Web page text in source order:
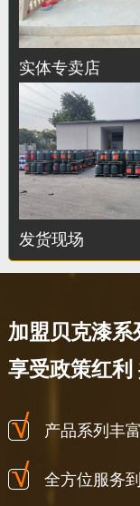
实体专卖店
发货现场
加盟贝克漆系
享受政策红利
产品系列丰
全方位服务